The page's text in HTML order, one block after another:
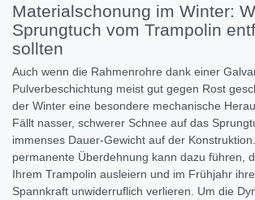
Materialschonung im Winter:
Sprungtuch vom Trampolin
sollten
Auch wenn die Rahmenrohre dank einer
Pulverbeschichtung meist gut gegen Rost
der Winter eine besondere mechanische
Fällt nasser, schwerer Schnee auf das
immenses Dauer-Gewicht auf der
permanente Überdehnung kann dazu führen,
Ihrem Trampolin ausleiern und im Frühjahr
Spannkraft unwiderruflich verlieren. Um die